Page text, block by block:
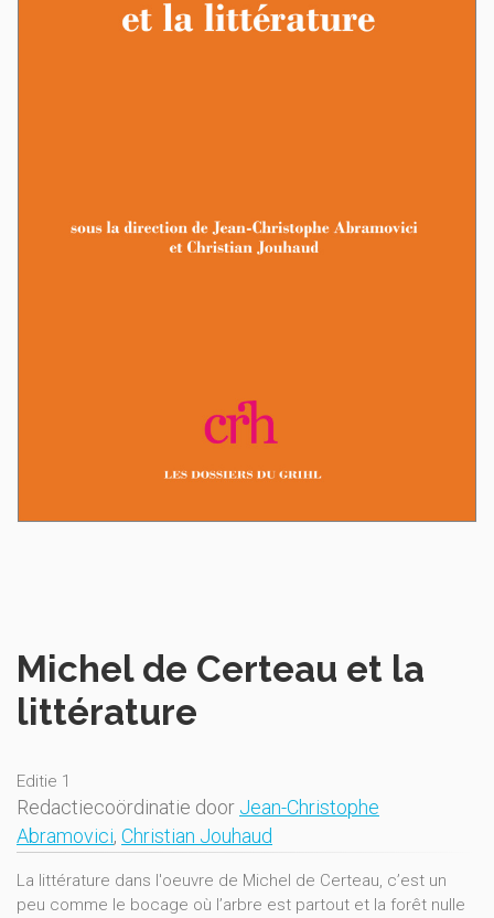
Michel de Certeau et la
littérature
Editie 1
Redactiecoördinatie door Jean-Christophe
Abramovici, Christian Jouhaud
La littérature dans l'oeuvre de Michel de Certeau, c’est un
peu comme le bocage où l’arbre est partout et la forêt nulle